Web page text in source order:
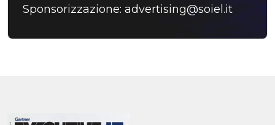
Sponsorizzazione: advertising@soiel.it